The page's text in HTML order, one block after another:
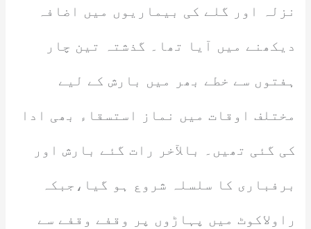
نزلہ اور گلے کی بیماریوں میں اضافہ
دیکھنے میں آیا تھا۔ گذشتہ تین چار
ہفتوں سے خطے بھر میں بارش کے لیے
مختلف اوقات میں نماز استسقاء بھی ادا
کی گئی تھیں۔ بالآخر رات گئے بارش اور
برفباری کا سلسلہ شروع ہو گیا،جبکہ
راولاکوٹ میں پہاڑوں پر وقفے وقفے سے